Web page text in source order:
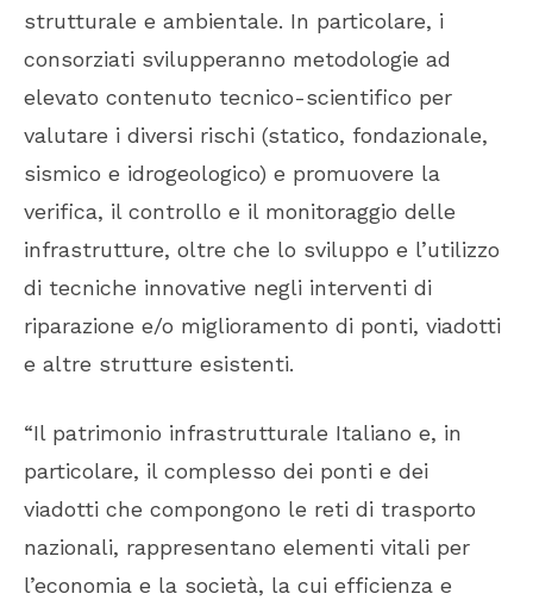
strutturale e ambientale. In particolare, i
consorziati svilupperanno metodologie ad
elevato contenuto tecnico-scientifico per
valutare i diversi rischi (statico, fondazionale,
sismico e idrogeologico) e promuovere la
verifica, il controllo e il monitoraggio delle
infrastrutture, oltre che lo sviluppo e l’utilizzo
di tecniche innovative negli interventi di
riparazione e/o miglioramento di ponti, viadotti
e altre strutture esistenti.
“Il patrimonio infrastrutturale Italiano e, in
particolare, il complesso dei ponti e dei
viadotti che compongono le reti di trasporto
nazionali, rappresentano elementi vitali per
l’economia e la società, la cui efficienza e